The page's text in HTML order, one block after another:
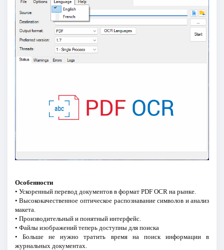
Особенности
• Ускоренный перевод документов в формат PDF OCR на рынке.
• Высококачественное оптическое распознавание символов и анализ
макета.
• Производительный и понятный интерфейс.
• Файлы изображений теперь доступны для поиска
• Больше не нужно тратить время на поиск информации в
журнальных документах.